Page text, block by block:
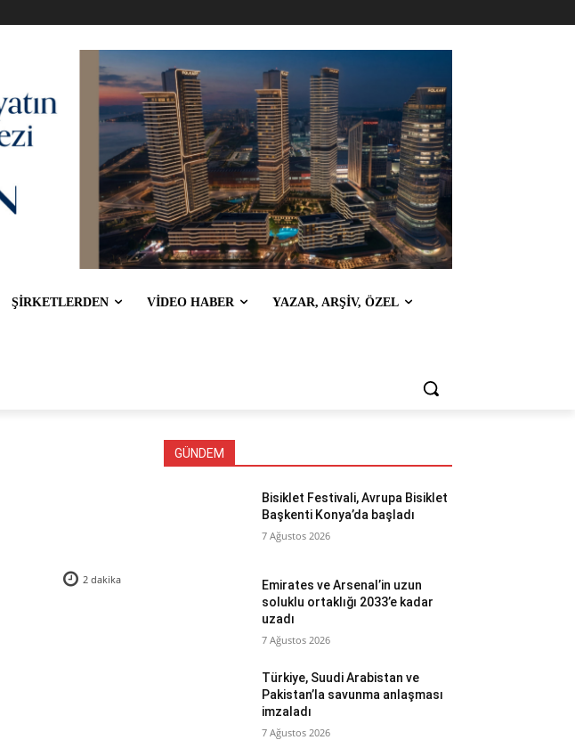
ŞİRKETLERDEN VİDEO HABER YAZAR, ARŞİV, ÖZEL
2 dakika
GÜNDEM
Bisiklet Festivali, Avrupa Bisiklet
Başkenti Konya’da başladı
7 Ağustos 2026
Emirates ve Arsenal’in uzun
soluklu ortaklığı 2033’e kadar
uzadı
7 Ağustos 2026
Türkiye, Suudi Arabistan ve
Pakistan’la savunma anlaşması
imzaladı
7 Ağustos 2026